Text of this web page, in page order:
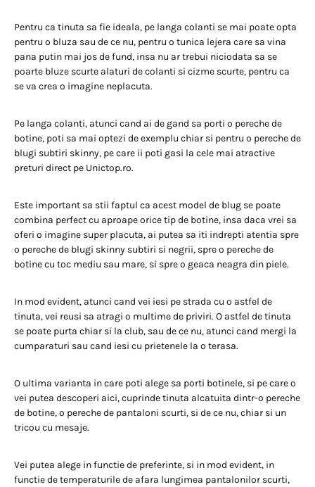
Pentru ca tinuta sa fie ideala, pe langa colanti se mai poate opta
pentru o bluza sau de ce nu, pentru o tunica lejera care sa vina
pana putin mai jos de fund, insa nu ar trebui niciodata sa se
poarte bluze scurte alaturi de colanti si cizme scurte, pentru ca
se va crea o imagine neplacuta.
Pe langa colanti, atunci cand ai de gand sa porti o pereche de
botine, poti sa mai optezi de exemplu chiar si pentru o pereche de
blugi subtiri skinny, pe care ii poti gasi la cele mai atractive
preturi direct pe Unictop.ro.
Este important sa stii faptul ca acest model de blug se poate
combina perfect cu aproape orice tip de botine, insa daca vrei sa
oferi o imagine super placuta, ai putea sa iti indrepti atentia spre
o pereche de blugi skinny subtiri si negrii, spre o pereche de
botine cu toc mediu sau mare, si spre o geaca neagra din piele.
In mod evident, atunci cand vei iesi pe strada cu o astfel de
tinuta, vei reusi sa atragi o multime de priviri. O astfel de tinuta
se poate purta chiar si la club, sau de ce nu, atunci cand mergi la
cumparaturi sau cand iesi cu prietenele la o terasa.
O ultima varianta in care poti alege sa porti botinele, si pe care o
vei putea descoperi aici, cuprinde tinuta alcatuita dintr-o pereche
de botine, o pereche de pantaloni scurti, si de ce nu, chiar si un
tricou cu mesaje.
Vei putea alege in functie de preferinte, si in mod evident, in
functie de temperaturile de afara lungimea pantalonilor scurti,